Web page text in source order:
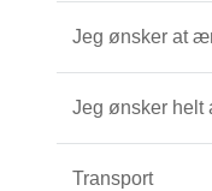
Jeg ønsker at
Jeg ønsker helt
Transport